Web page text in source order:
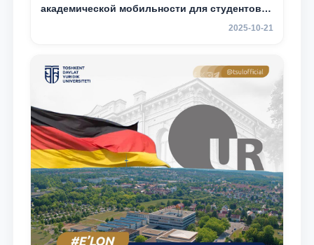
академической мобильности для студентов
2025-10-21